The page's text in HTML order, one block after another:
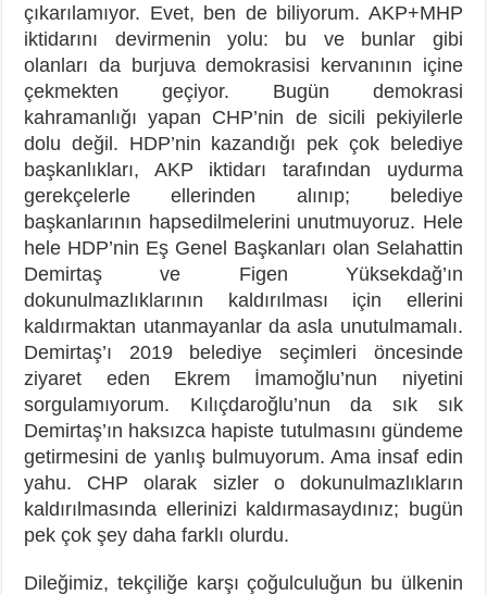
çıkarılamıyor. Evet, ben de biliyorum. AKP+MHP
iktidarını devirmenin yolu: bu ve bunlar gibi
olanları da burjuva demokrasisi kervanının içine
çekmekten geçiyor. Bugün demokrasi
kahramanlığı yapan CHP’nin de sicili pekiyilerle
dolu değil. HDP’nin kazandığı pek çok belediye
başkanlıkları, AKP iktidarı tarafından uydurma
gerekçelerle ellerinden alınıp; belediye
başkanlarının hapsedilmelerini unutmuyoruz. Hele
hele HDP’nin Eş Genel Başkanları olan Selahattin
Demirtaş ve Figen Yüksekdağ’ın
dokunulmazlıklarının kaldırılması için ellerini
kaldırmaktan utanmayanlar da asla unutulmamalı.
Demirtaş’ı 2019 belediye seçimleri öncesinde
ziyaret eden Ekrem İmamoğlu’nun niyetini
sorgulamıyorum. Kılıçdaroğlu’nun da sık sık
Demirtaş’ın haksızca hapiste tutulmasını gündeme
getirmesini de yanlış bulmuyorum. Ama insaf edin
yahu. CHP olarak sizler o dokunulmazlıkların
kaldırılmasında ellerinizi kaldırmasaydınız; bugün
pek çok şey daha farklı olurdu.
Dileğimiz, tekçiliğe karşı çoğulculuğun bu ülkenin